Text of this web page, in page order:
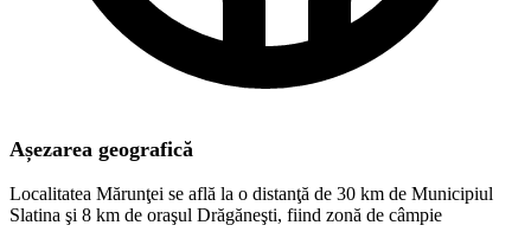
Așezarea geografică
Localitatea Mărunţei se află la o distanţă de 30 km de Municipiul
Slatina şi 8 km de oraşul Drăgăneşti, fiind zonă de câmpie